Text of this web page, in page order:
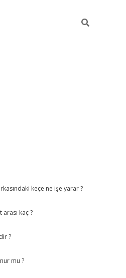
keçe ne işe yarar ?
kaç ?
?
mu ?